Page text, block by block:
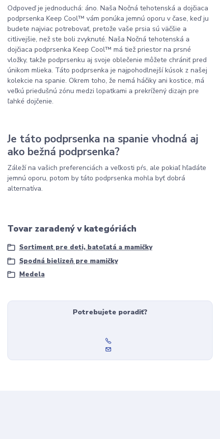
Odpoveď je jednoduchá: áno. Naša Nočná tehotenská a dojčiaca
podprsenka Keep Cool™ vám ponúka jemnú oporu v čase, keď ju
budete najviac potrebovať, pretože vaše prsia sú väčšie a
citlivejšie, než ste boli zvyknuté. Naša Nočná tehotenská a
dojčiaca podprsenka Keep Cool™ má tiež priestor na prsné
vložky, takže podprsenku aj svoje oblečenie môžete chrániť pred
únikom mlieka. Táto podprsenka je najpohodlnejší kúsok z našej
kolekcie na spanie. Okrem toho, že nemá háčiky ani kostice, má
veľkú priedušnú zónu medzi lopatkami a prekrížený dizajn pre
ľahké dojčenie.
Je táto podprsenka na spanie vhodná aj
ako bežná podprsenka?
Záleží na vašich preferenciách a veľkosti pŕs, ale pokiaľ hľadáte
jemnú oporu, potom by táto podprsenka mohla byť dobrá
alternatíva.
Tovar zaradený v kategóriách
Sortiment pre deti, batoľatá a mamičky
Spodná bielizeň pre mamičky
Medela
Potrebujete poradiť?